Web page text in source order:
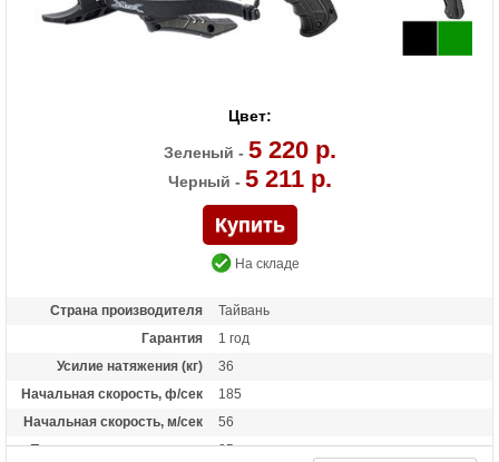
Цвет:
Зеленый - 5 220 р.
Черный - 5 211 р.
На складе
Страна производителя
Тайвань
Гарантия
1 год
Усилие натяжения (кг)
36
Начальная скорость, ф/сек
185
Начальная скорость, м/сек
56
Прицельная дальность, м
25